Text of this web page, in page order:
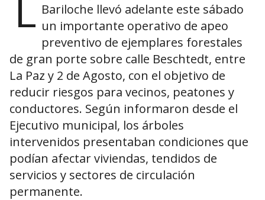
Bariloche llevó adelante este sábado
un importante operativo de apeo
preventivo de ejemplares forestales
de gran porte sobre calle Beschtedt, entre
La Paz y 2 de Agosto, con el objetivo de
reducir riesgos para vecinos, peatones y
conductores. Según informaron desde el
Ejecutivo municipal, los árboles
intervenidos presentaban condiciones que
podían afectar viviendas, tendidos de
servicios y sectores de circulación
permanente.